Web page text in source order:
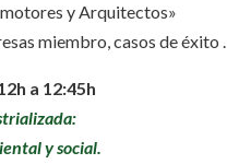
y Arquitectos»
miembro, casos de éxito .
a 12:45h
y social.